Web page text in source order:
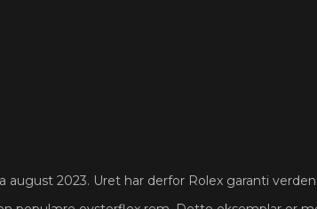
august 2023. Uret har derfor Rolex garanti